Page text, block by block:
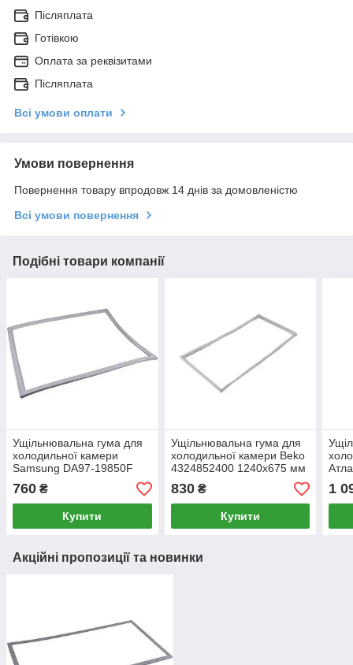
Післяплата
Готівкою
Оплата за реквізитами
Післяплата
Всі умови оплати
Умови повернення
Повернення товару впродовж 14 днів за домовленістю
Всі умови повернення
Подібні товари компанії
Ущільнювальна гума для
холодильної камери
Samsung DA97-19850F
720x560 мм
760 ₴
Купити
Ущільнювальна гума для
холодильної камери Beko
4324852400 1240x675 мм
830₴
Купити
1
Акційні пропозиції та новинки